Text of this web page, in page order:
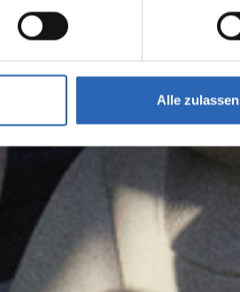
Alle zulassen